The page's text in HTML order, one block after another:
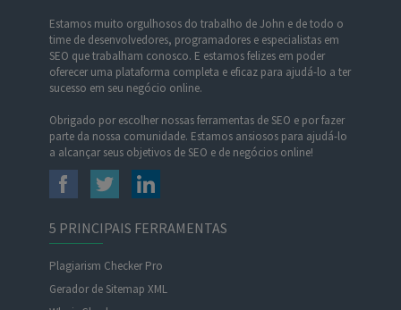
Estamos muito orgulhosos do trabalho de John e de todo o
time de desenvolvedores, programadores e especialistas em
SEO que trabalham conosco. E estamos felizes em poder
oferecer uma plataforma completa e eficaz para ajudá-lo a ter
sucesso em seu negócio online.
Obrigado por escolher nossas ferramentas de SEO e por fazer
parte da nossa comunidade. Estamos ansiosos para ajudá-lo
a alcançar seus objetivos de SEO e de negócios online!
5 PRINCIPAIS FERRAMENTAS
Plagiarism Checker Pro
Gerador de Sitemap XML